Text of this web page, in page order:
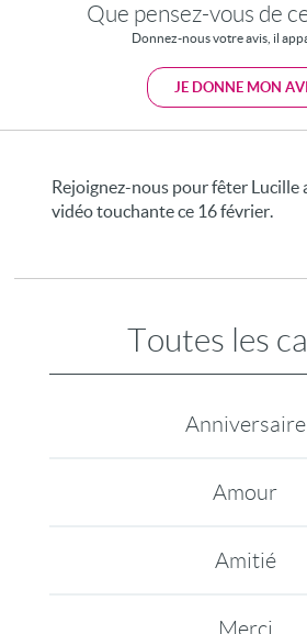
Que pensez-vous de
Donnez-nous votre avis, il
JE DONNE MON
Rejoignez-nous pour fêter Lucille
vidéo touchante ce 16 février.
Toutes les
Anniversaire
Amour
Amitié
Merci